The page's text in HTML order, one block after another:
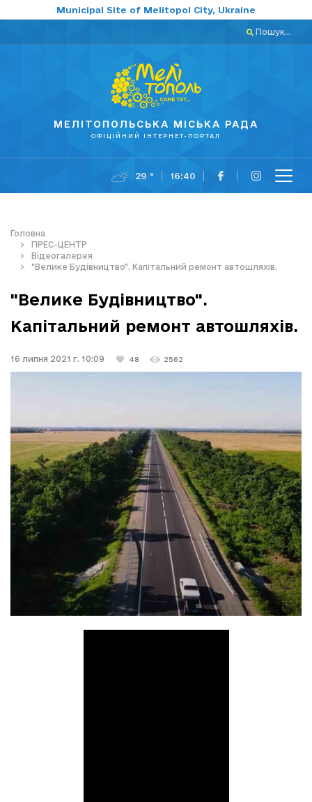
Municipal Site of Melitopol City, Ukraine
Пошук...
МЕЛІТОПОЛЬСЬКА МІСЬКА РАДА
ОФІЦІЙНИЙ ІНТЕРНЕТ-ПОРТАЛ
29 ° 16:40
Головна
ПРЕС-ЦЕНТР
Відеогалерея
"Велике Будівництво". Капітальний ремонт автошляхів.
"Велике Будівництво".
Капітальний ремонт автошляхів.
16 липня 2021 г. 10:09 48 2562